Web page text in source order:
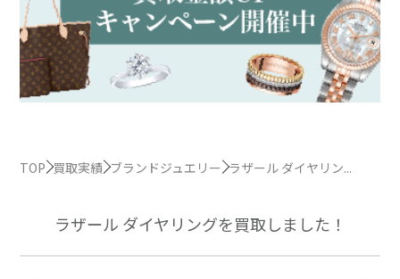
TOP 買取実績 ブランドジュエリー ラザール ダイヤリン...
ラザール ダイヤリングを買取しました！